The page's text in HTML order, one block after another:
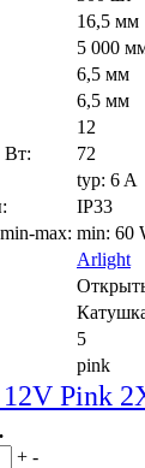
16,5 мм
5 000
6,5 мм
6,5 мм
12
Вт:
72
typ: 6 A
IP33
max: min: 60
Arlight
5
pink
Pink
+ -